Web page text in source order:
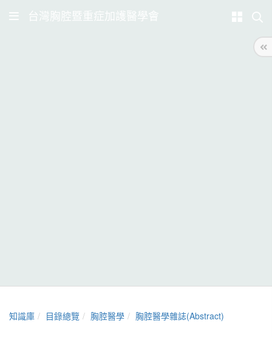
台灣胸腔暨重症加護醫學會
知識庫 目錄總覽 胸腔醫學 胸腔醫學雜誌(Abstract)